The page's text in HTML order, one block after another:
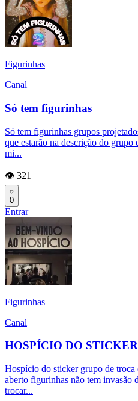
Figurinhas
Canal
Só tem figurinhas
Só tem figurinhas grupos
que estarão na descrição do
mi...
👁️ 321
0
Entrar
Figurinhas
Canal
HOSPÍCIO DO STICKER
Hospício do sticker grupo de troca
aberto figurinhas não tem invasão
trocar...